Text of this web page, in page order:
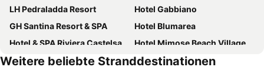
LH Pedraladda Resort
Hotel Gabbiano
GH Santina Resort & SPA
Hotel Blumarea
Hotel & SPA Riviera Castelsardo
Hotel Mimose Beach Village
Club Hotel Residence Baiaverde
MClub Del Golfo
Weitere beliebte Stranddestinationen